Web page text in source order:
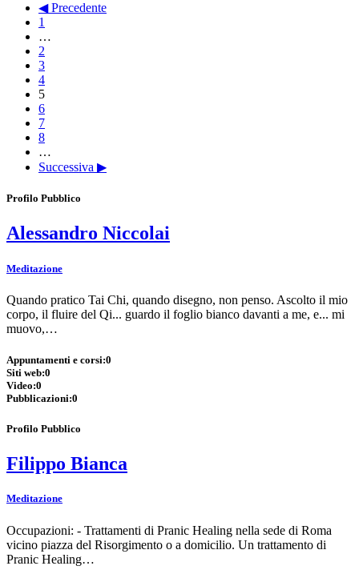
◀ Precedente
1
…
2
3
4
5
6
7
8
…
Successiva ▶
Profilo Pubblico
Alessandro Niccolai
Meditazione
Quando pratico Tai Chi, quando disegno, non penso. Ascolto il mio
corpo, il fluire del Qi... guardo il foglio bianco davanti a me, e... mi
muovo,…
Appuntamenti e corsi:0
Siti web:0
Video:0
Pubblicazioni:0
Profilo Pubblico
Filippo Bianca
Meditazione
Occupazioni: - Trattamenti di Pranic Healing nella sede di Roma
vicino piazza del Risorgimento o a domicilio. Un trattamento di
Pranic Healing…